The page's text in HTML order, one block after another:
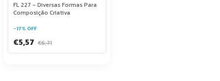
FL 227 - Diversas Formas Para
Composição Criativa
-17% OFF
€5,57 €6,71